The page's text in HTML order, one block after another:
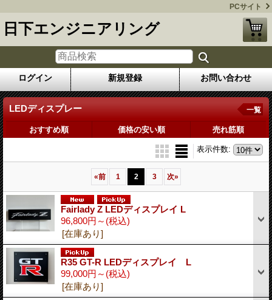
PCサイト
日下エンジニアリング
ログイン 新規登録 お問い合わせ
LEDディスプレー 一覧
おすすめ順 価格の安い順 売れ筋順
表示件数:
«前 1 2 3 次»
Fairlady Z LEDディスプレイ L
96,800円～ (税込)
[在庫あり]
R35 GT-R LEDディスプレイ L
99,000円～ (税込)
[在庫あり]